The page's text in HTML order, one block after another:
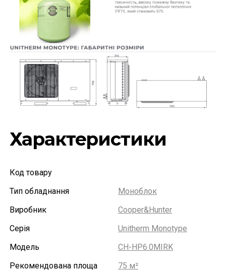
Характеристики
Код товару
Тип обладнання
Моноблок
Виробник
Cooper&Hunter
Серія
Unitherm Monotype
Модель
CH-HP6.0MIRK
Рекомендована площа
75 м²